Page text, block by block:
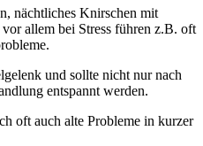
nächtliches Knirschen mit
allem bei Stress führen z.B. oft
und sollte nicht nur nach
entspannt werden.
oft auch alte Probleme in kurzer